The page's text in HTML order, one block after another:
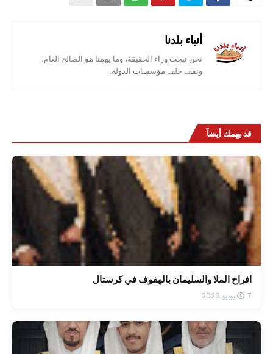
أنباء بلدنا
نحن نبحث وراء الحقيقة، وما يهمنا هو الصالح العام،
ونقف خلف مؤسسات الدولة.
قد يهمك أيضاً
افراح الملا والسليمان بالهفوف في كرستال
7 يونيو 2026